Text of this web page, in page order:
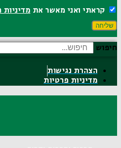
קראתי ואני מאשר את
שליחה
חיפוש
הצהרת נגישות
מדיניות פרטיות